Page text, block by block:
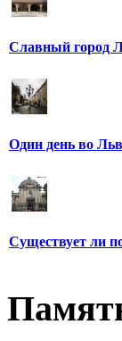
Славный город
Один день во
Существует ли